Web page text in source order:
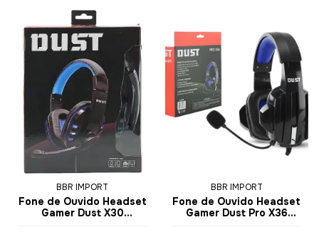
BBR IMPORT
Fone de Ouvido Headset
Gamer Dust X30
BBR IMPORT
Fone de Ouvido Headset
Gamer Dust Pro X36